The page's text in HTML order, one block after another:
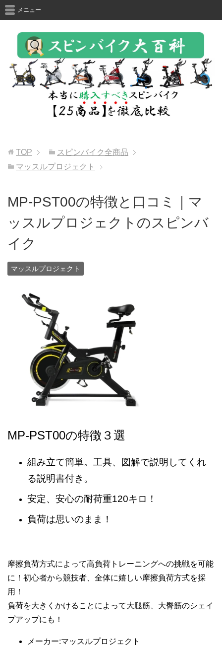
メニュー
TOP
スピンバイク全商品
マッスルプロジェクト
MP-PST00の特徴と口コミ｜マ
ッスルプロジェクトのスピンバ
イク
マッスルプロジェクト
MP-PST00の特徴３選
組み立て簡単。工具、図解で説明してくれ
る説明書付き。
安定、安心の耐荷重120キロ！
負荷は思いのまま！
摩擦負荷方式によって高負荷トレーニングへの挑戦を可能
に！初心者から競技者、全体に嬉しい摩擦負荷方式を採
用！
負荷を大きくかけることによって大腿筋、大臀筋のシェイ
プアップにも！
メーカー:マッスルプロジェクト